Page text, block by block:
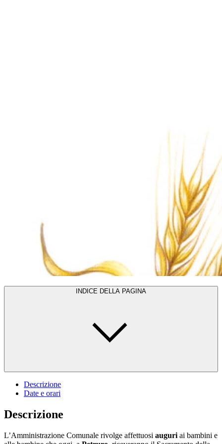
INDICE DELLA PAGINA
Descrizione
Date e orari
Descrizione
L’Amministrazione Comunale rivolge affettuosi auguri ai bambini e